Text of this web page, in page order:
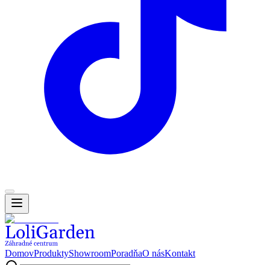
DomovProduktyShowroomPoradňaO násKontakt